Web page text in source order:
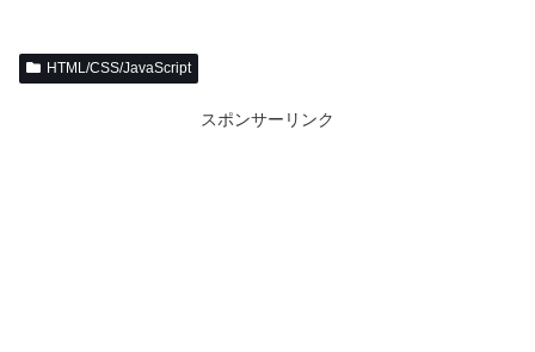
HTML/CSS/JavaScript
スポンサーリンク